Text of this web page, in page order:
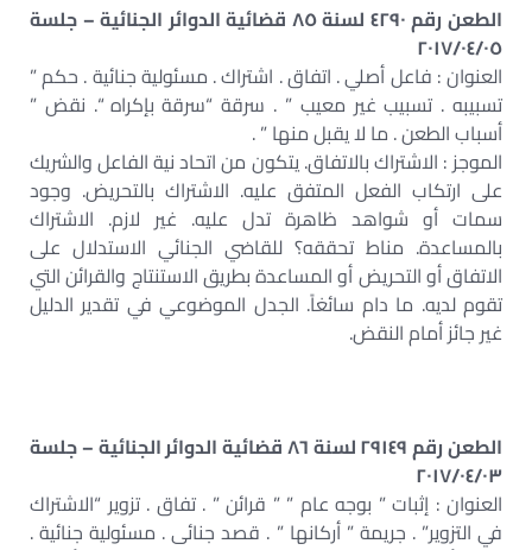
الطعن رقم ٤٢٩٠ لسنة ٨٥ قضائية الدوائر الجنائية – جلسة
٢٠١٧/٠٤/٠٥
العنوان : فاعل أصلي . اتفاق . اشتراك . مسئولية جنائية . حكم ”
تسبيبه . تسبيب غير معيب ” . سرقة “سرقة بإكراه “. نقض ”
أسباب الطعن . ما لا يقبل منها ” .
الموجز : الاشتراك بالاتفاق. يتكون من اتحاد نية الفاعل والشريك
على ارتكاب الفعل المتفق عليه. الاشتراك بالتحريض. وجود
سمات أو شواهد ظاهرة تدل عليه. غير لازم. الاشتراك
بالمساعدة. مناط تحققه؟ للقاضي الجنائي الاستدلال على
الاتفاق أو التحريض أو المساعدة بطريق الاستنتاج والقرائن التي
تقوم لديه. ما دام سائغاً. الجدل الموضوعي في تقدير الدليل
غير جائز أمام النقض.
الطعن رقم ٢٩١٤٩ لسنة ٨٦ قضائية الدوائر الجنائية – جلسة
٢٠١٧/٠٤/٠٣
العنوان : إثبات ” بوجه عام ” ” قرائن ” . تفاق . تزوير “الاشتراك
في التزوير” . جريمة ” أركانها ” . قصد جنائى . مسئولية جنائية .